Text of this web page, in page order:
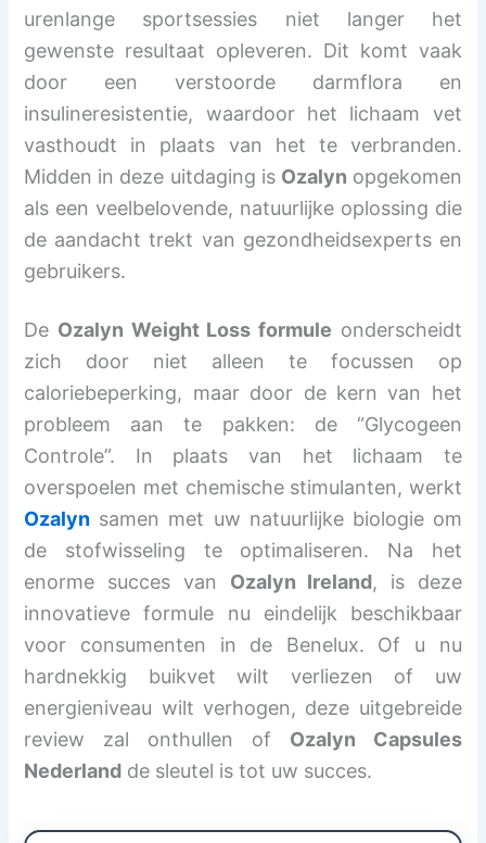
urenlange sportsessies niet langer het
gewenste resultaat opleveren. Dit komt vaak
door een verstoorde darmflora en
insulineresistentie, waardoor het lichaam vet
vasthoudt in plaats van het te verbranden.
Midden in deze uitdaging is Ozalyn opgekomen
als een veelbelovende, natuurlijke oplossing die
de aandacht trekt van gezondheidsexperts en
gebruikers.
De Ozalyn Weight Loss formule onderscheidt
zich door niet alleen te focussen op
caloriebeperking, maar door de kern van het
probleem aan te pakken: de “Glycogeen
Controle”. In plaats van het lichaam te
overspoelen met chemische stimulanten, werkt
Ozalyn samen met uw natuurlijke biologie om
de stofwisseling te optimaliseren. Na het
enorme succes van Ozalyn Ireland, is deze
innovatieve formule nu eindelijk beschikbaar
voor consumenten in de Benelux. Of u nu
hardnekkig buikvet wilt verliezen of uw
energieniveau wilt verhogen, deze uitgebreide
review zal onthullen of Ozalyn Capsules
Nederland de sleutel is tot uw succes.